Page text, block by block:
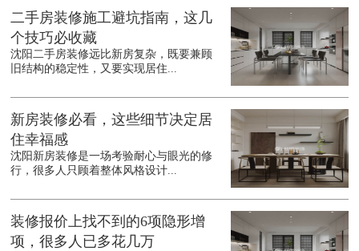
二手房装修施工避坑指南，这几
个技巧必收藏
沈阳二手房装修远比新房复杂，既要兼顾
旧结构的稳定性，又要实现居住...
新房装修必看，这些细节决定居
住幸福感
沈阳新房装修是一场考验耐心与眼光的修
行，很多人只顾着整体风格设计...
装修报价上找不到的6项隐形增
项，很多人已多花几万